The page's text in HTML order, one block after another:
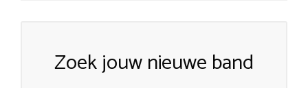
Zoek jouw nieuwe band